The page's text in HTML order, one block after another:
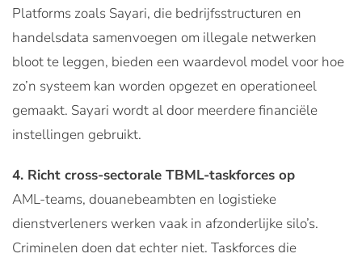
Platforms zoals Sayari, die bedrijfsstructuren en
handelsdata samenvoegen om illegale netwerken
bloot te leggen, bieden een waardevol model voor hoe
zo’n systeem kan worden opgezet en operationeel
gemaakt. Sayari wordt al door meerdere financiële
instellingen gebruikt.
4. Richt cross-sectorale TBML-taskforces op
AML-teams, douanebeambten en logistieke
dienstverleners werken vaak in afzonderlijke silo’s.
Criminelen doen dat echter niet. Taskforces die